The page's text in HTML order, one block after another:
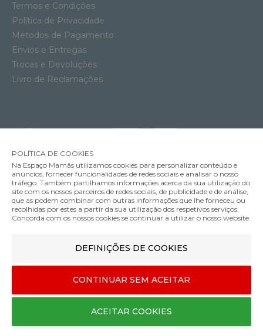
Soutien Amamentação com Aros Anita Fleur
59.95€
Cor
Termos e Condições
Política de Privacidade
Métodos de Pagamento
Envios e Entregas
Trocas e Devoluções
Livro de Reclamações
MÉTODOS DE ENVIO
MÉTODOS DE PAGAMENTO
Designed & developed by
©Espaço mamãs. Todos os direitos reservados
POLÍTICA DE COOKIES
Na Espaço Mamãs utilizamos cookies para personalizar conteúdo e
anúncios, fornecer funcionalidades de redes sociais e analisar o nosso
tráfego. Também partilhamos informações acerca da sua utilização do
site com os nossos parceiros de redes sociais, de publicidade e de análise,
que as podem combinar com outras informações que lhe forneceu ou
recolhidas por estes a partir da sua utilização dos respetivos serviços.
Concorda com os nossos cookies se continuar a utilizar o nosso website.
DEFINIÇÕES DE COOKIES
CONTINUAR SEM ACEITAR
ACEITAR COOKIES